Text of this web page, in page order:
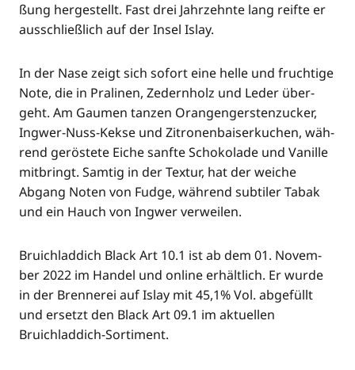
ßung her­ge­stellt. Fast drei Jahr­zehn­te lang reif­te er
aus­schließ­lich auf der Insel Islay.
In der Nase zeigt sich sofort eine hel­le und fruch­ti­ge
Note, die in Pra­li­nen, Zedern­holz und Leder über­
geht. Am Gau­men tan­zen Oran­gen­gers­ten­zu­cker,
Ing­wer-Nuss-Kek­se und Zitro­nen­bai­ser­ku­chen, wäh­
rend gerös­te­te Eiche sanf­te Scho­ko­la­de und Vanil­le
mit­bringt. Sam­tig in der Tex­tur, hat der wei­che
Abgang Noten von Fudge, wäh­rend sub­ti­ler Tabak
und ein Hauch von Ing­wer verweilen.
Bruich­lad­dich Black Art 10.1 ist ab dem 01. Novem­
ber 2022 im Han­del und online erhält­lich. Er wur­de
in der Bren­ne­rei auf Islay mit 45,1% Vol. abge­füllt
und ersetzt den Black Art 09.1 im aktu­el­len
Bruichladdich-Sortiment.